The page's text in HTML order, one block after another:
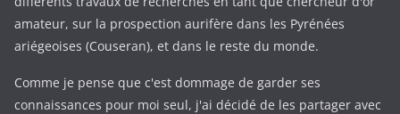
amateur, sur la prospection aurifère dans les Pyrénées
ariégeoises (Couseran), et dans le reste du monde.
Comme je pense que c'est dommage de garder ses
connaissances pour moi seul, j'ai décidé de les partager avec